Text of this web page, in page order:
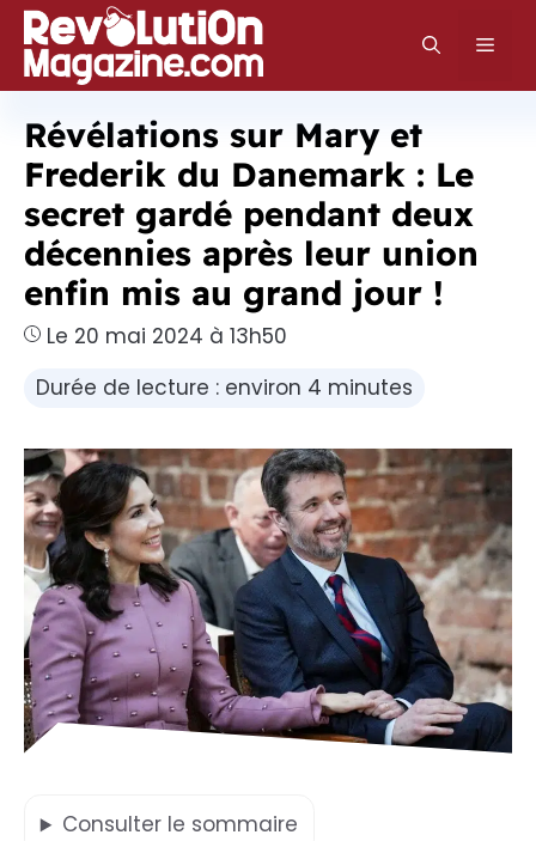
Aller
au
contenu
Révélations sur Mary et
Frederik du Danemark : Le
secret gardé pendant deux
décennies après leur union
enfin mis au grand jour !
Le 20 mai 2024 à 13h50
Durée de lecture : environ 4 minutes
Consulter le sommaire